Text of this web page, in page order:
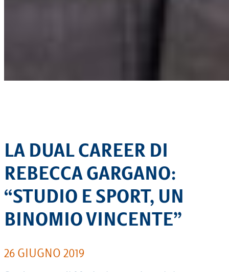
LA DUAL CAREER DI
REBECCA GARGANO:
“STUDIO E SPORT, UN
BINOMIO VINCENTE”
26 GIUGNO 2019